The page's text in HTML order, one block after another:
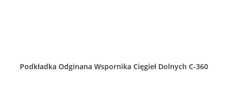
Podkładka Odginana Wspornika Cięgieł Dolnych C-360